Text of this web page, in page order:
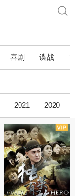
喜剧 谍战
2021 2020
全34集